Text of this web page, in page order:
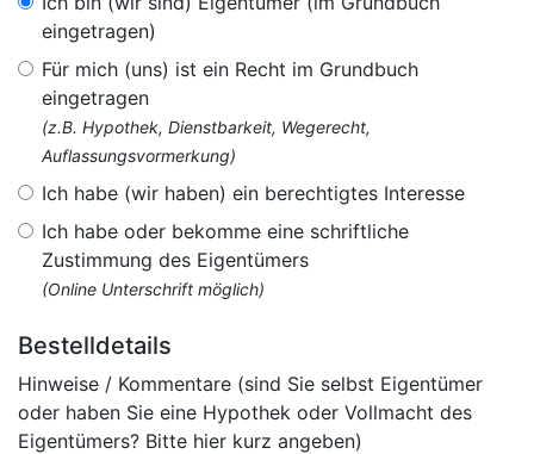
eingetragen)
Für mich (uns) ist ein Recht im Grundbuch
eingetragen
(z.B. Hypothek, Dienstbarkeit, Wegerecht,
Auflassungsvormerkung)
Ich habe (wir haben) ein berechtigtes Interesse
Ich habe oder bekomme eine schriftliche
Zustimmung des Eigentümers
(Online Unterschrift möglich)
Bestelldetails
Hinweise / Kommentare (sind Sie selbst Eigentümer
oder haben Sie eine Hypothek oder Vollmacht des
Eigentümers? Bitte hier kurz angeben)